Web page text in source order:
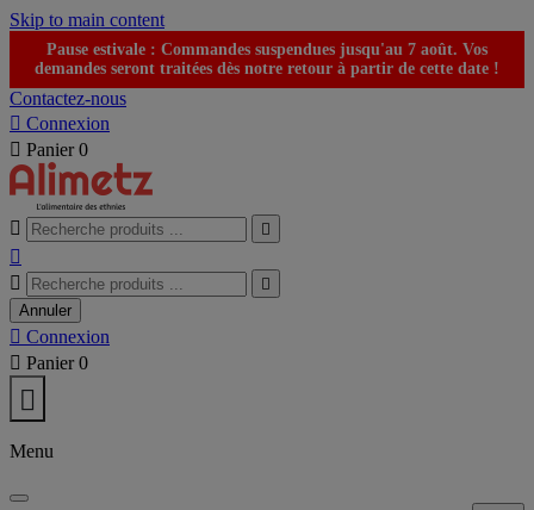
Skip to main content
Pause estivale : Commandes suspendues jusqu'au 7 août. Vos
demandes seront traitées dès notre retour à partir de cette date !
Contactez-nous
 Connexion
 Panier 0
 



Annuler
 Connexion
 Panier 0

Menu